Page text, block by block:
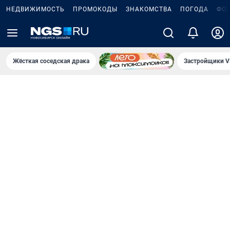
НЕДВИЖИМОСТЬ ПРОМОКОДЫ ЗНАКОМСТВА ПОГОДА
Жёсткая соседская драка Застройщики